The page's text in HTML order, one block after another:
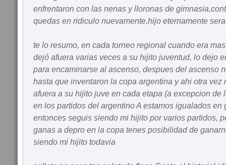
enfrentaron con las nenas y lloronas de
quedas en ridiculo nuevamente,hijo eternamente
te lo resumo, en cada torneo regional cuando era
dejó afuera varias veces a su hijito juventud, lo dejo
para encaminarse al ascenso, despues del ascenso
hasta que inventaron la copa argentina y ahi otra vez
afuera a su hijito juve en cada etapa (a excepcion de
en los partidos del argentino A estamos igualados en
entonces seguis siendo mi hijito por varios partidos,
ganas a depro en la copa tenes posibilidad de
siendo mi hijito todavia